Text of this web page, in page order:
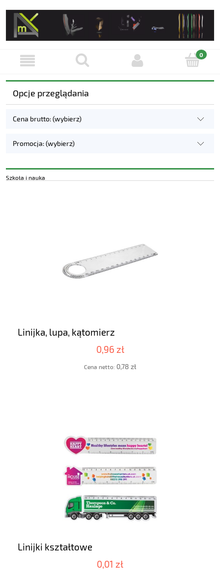
Opcje przeglądania
Cena brutto: (wybierz)
Promocja: (wybierz)
Szkoła i nauka
Linijka, lupa, kątomierz
0,96 zł
Cena netto: 0,78 zł
Linijki kształtowe
0,01 zł